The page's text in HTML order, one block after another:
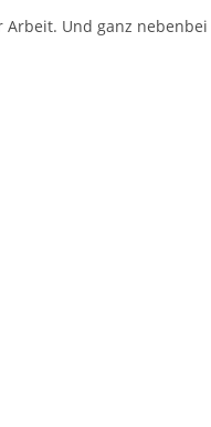
Und ganz nebenbei